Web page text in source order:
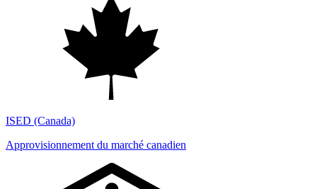
ISED (Canada)
Approvisionnement du marché canadien